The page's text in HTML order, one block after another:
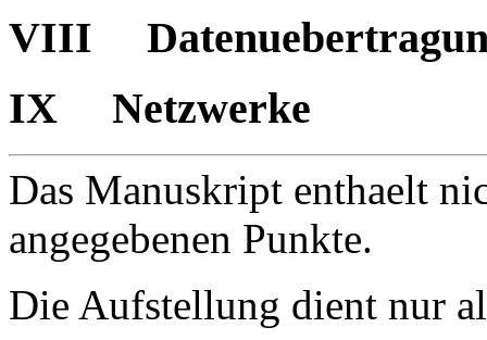
VIII
IX Netzwerke
Das Manuskript enthaelt
angegebenen Punkte.
Die Aufstellung dient nur